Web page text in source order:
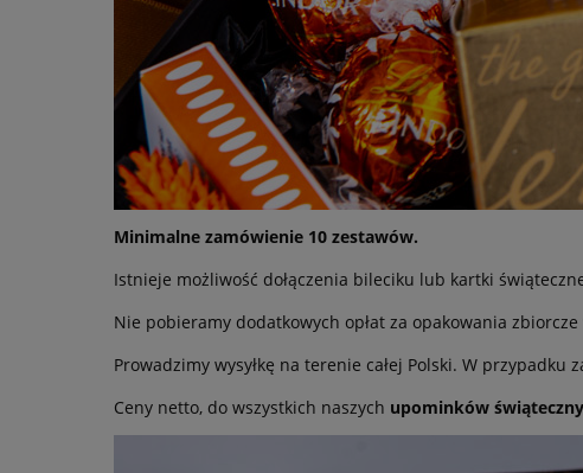
Minimalne zamówienie 10 zestawów.
Istnieje możliwość dołączenia bileciku lub kartki
Nie pobieramy dodatkowych opłat za opakowania
Prowadzimy wysyłkę na terenie całej Polski. W
Ceny netto, do wszystkich naszych upominków